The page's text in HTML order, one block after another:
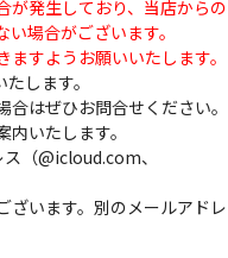
発生しており、当店からの
場合がございます。
すようお願いいたします。
します。
はぜひお問合せください。
いたします。
（@icloud.com、
ざいます。別のメールアドレ